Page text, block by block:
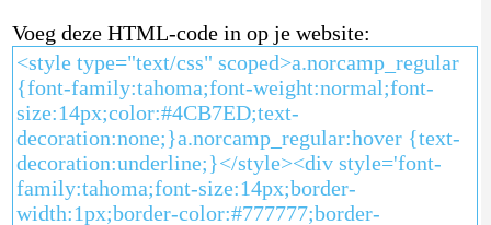
Voeg deze HTML-code in op je website: